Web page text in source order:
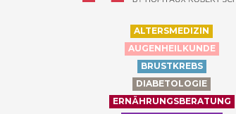
ALTERSMEDIZIN
AUGENHEILKUNDE
BRUSTKREBS
DIABETOLOGIE
ERNÄHRUNGSBERATUNG